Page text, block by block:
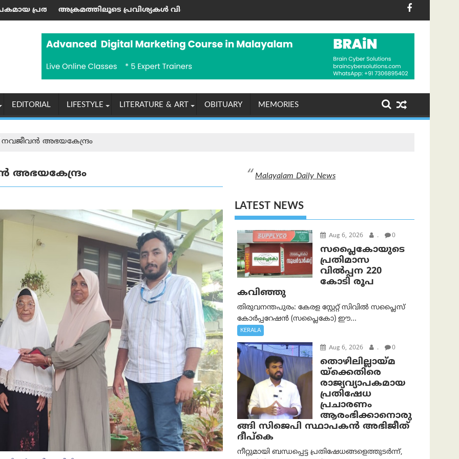
ആരംഭിക്കാനൊരുങ്ങി സിജെപി സ്ഥാപകന്‍ അഭിജീത് ദീപ്കെ
പ്രവിശ്യകൾ വിഭജിക്കാൻ ആരെയും അനുവദിക്കില്ല: സിന്ധ് മുഖ്യമന്ത്രി സയ്യിദ് മുറാദ് അലി ഷാ
ഹോർമുസ് കടലിടുക്ക് കപ്പൽ പാതയിൽ ഇറാനും ഒമാനും ധാരണയിലെത്തി:
രാശിഫലം (06-08-2026
EDITORIAL LIFESTYLE LITERATURE & ART OBITUARY MEMORIES
അഭയകേന്ദ്രം
Malayalam Daily News
LATEST NEWS
Aug 6, 2026 . 0
സപ്ലൈകോയുടെ
പ്രതിമാസ
വിൽപ്പന 220
കോടി രൂപ
കവിഞ്ഞു
തിരുവനന്തപുരം: കേരള സ്റ്റേറ്റ് സിവിൽ സപ്ലൈസ്
കോർപ്പറേഷൻ (സപ്ലൈകോ) ഈ...
KERALA
Aug 6, 2026 . 0
തൊഴിലില്ലായ്മ
യ്ക്കെതിരെ
രാജ്യവ്യാപകമായ
പ്രതിഷേധ
പ്രചാരണം
ആരംഭിക്കാനൊരു
ങ്ങി സിജെപി സ്ഥാപകന്‍ അഭിജീത്
ദീപ്കെ
നീറ്റുമായി ബന്ധപ്പെട്ട പ്രതിഷേധങ്ങളെത്തുടർന്ന്,